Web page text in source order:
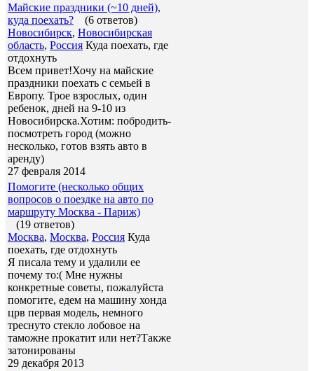
Майские праздники (~10 дней),
куда поехать?
(6 ответов)
Новосибирск, Новосибирская
область, Россия Куда поехать, где
отдохнуть
Всем привет!Хочу на майские
праздники поехать с семьей в
Европу. Трое взрослых, один
ребенок, дней на 9-10 из
Новосибирска.Хотим: побродить-
посмотреть город (можно
несколько, готов взять авто в
аренду)
27 февраля 2014
Помогите (несколько общих
вопросов о поездке на авто по
маршруту Москва - Париж)
(19 ответов)
Москва, Москва, Россия Куда
поехать, где отдохнуть
Я писала тему и удалили ее
почему то:( Мне нужны
конкретные советы, пожалуйста
помогите, едем на машину хонда
црв первая модель, немного
треснуто стекло лобовое на
таможне прокатит или нет?Также
затонированы
29 декабря 2013